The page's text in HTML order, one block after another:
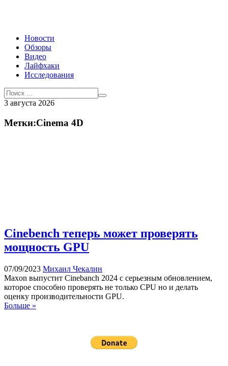
Новости
Обзоры
Видео
Лайфхаки
Исследования
3 августа 2026
Метки:Cinema 4D
Cinebench теперь может проверять
мощность GPU
07/09/2023 Михаил Чекалин
Maxon выпустит Cinebanch 2024 с серьезным обновлением,
которое способно проверять не только CPU но и делать
оценку производительности GPU.
Больше »